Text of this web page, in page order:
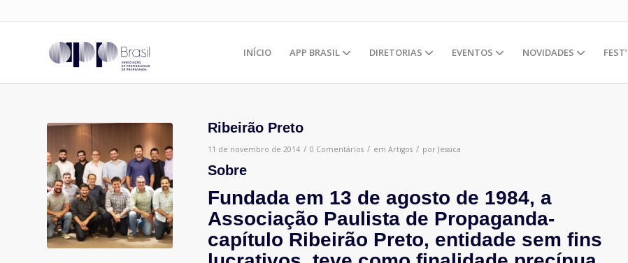
INÍCIO APP BRASIL DIRETORIAS EVENTOS NOVIDADES
Ribeirão Preto
11 de novembro de 2014 / 0 Comentários / em Artigos / por Jessica
Sobre
Fundada em 13 de agosto de 1984, a
Associação Paulista de Propaganda-
capítulo Ribeirão Preto, entidade sem fins